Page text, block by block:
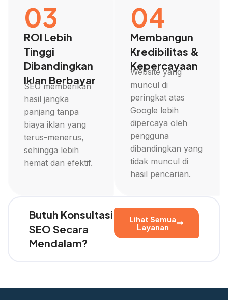
03
ROI Lebih
Tinggi
Dibandingkan
Iklan Berbayar
SEO memberikan
hasil jangka
panjang tanpa
biaya iklan yang
terus-menerus,
sehingga lebih
hemat dan efektif.
04
Membangun
Kredibilitas &
Kepercayaan
Website yang
muncul di
peringkat atas
Google lebih
dipercaya oleh
pengguna
dibandingkan yang
tidak muncul di
hasil pencarian.
Butuh Konsultasi
SEO Secara
Mendalam?
Lihat Semua
Layanan